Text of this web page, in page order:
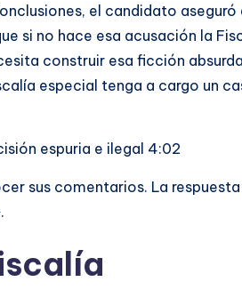
el candidato aseguró
si no hace esa acusación la
construir esa ficción
especial tenga a cargo un
espuria e ilegal 4:02
sus comentarios. La